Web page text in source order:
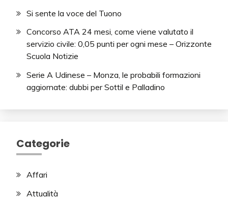
Si sente la voce del Tuono
Concorso ATA 24 mesi, come viene valutato il
servizio civile: 0,05 punti per ogni mese – Orizzonte
Scuola Notizie
Serie A Udinese – Monza, le probabili formazioni
aggiornate: dubbi per Sottil e Palladino
Categorie
Affari
Attualità